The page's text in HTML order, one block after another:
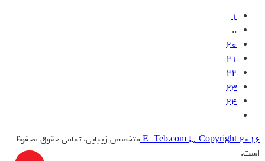
1
..
20
21
22
23
24
E-Teb.com © Copyright 2016 متخصص زیبایی. تمامی حقوق محفوظ
است.